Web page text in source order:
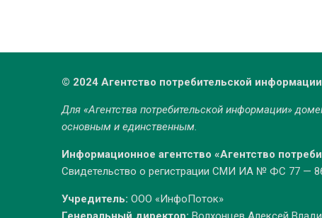
© 2024 Агентство потребительской информации
Для «Агентства потребительской информации»
основным и единственным.
Информационное агентство «Агентство
Свидетельство о регистрации СМИ ИА № ФС 77 —
Учредитель: ООО «ИнфоПоток»